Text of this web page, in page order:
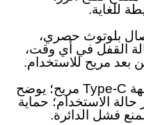
للغاية.
بلوتوث حصري،
القفل في أي وقت،
بعد مريح للاستخدام.
4. شحن واجهة Type-C مريح؛ يوضح
الاستخدام؛ حماية
لمنع فشل الدائرة.